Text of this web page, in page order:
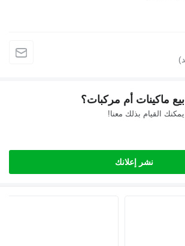
بيع ماكينات أم مركبات؟
يمكنك القيام بذلك معنا!
نشر إعلانك